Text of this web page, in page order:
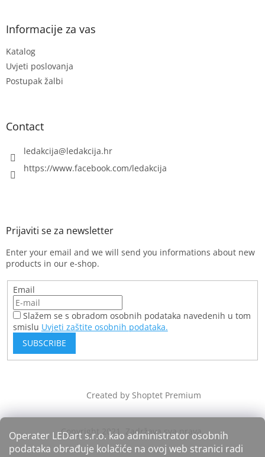
Operater LEDart s.r.o. kao administrator osobnih
podataka obrađuje kolačiće na ovoj web stranici radi
Informacije za vas
Katalog
Uvjeti poslovanja
Postupak žalbi
Contact
ledakcija@ledakcija.hr
https://www.facebook.com/ledakcija
Enter your email and we will send you informations about new
products in our e-shop.
Email
Slažem se s obradom osobnih podataka navedenih u tom
smislu Uvjeti zaštite osobnih podataka.
SUBSCRIBE
Created by Shoptet Premium